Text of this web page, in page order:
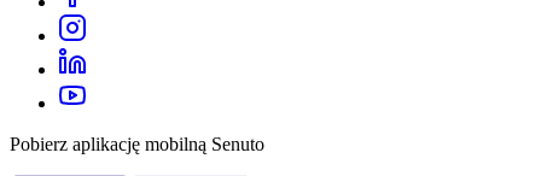
Pobierz aplikację mobilną Senuto